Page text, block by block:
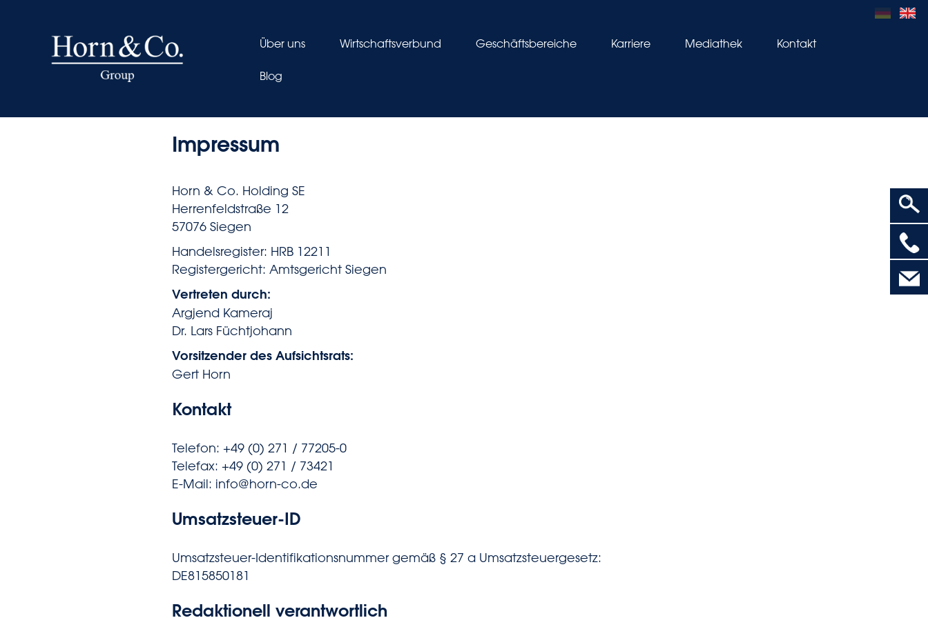
Über uns Wirtschaftsverbund Geschäftsbereiche Karriere Mediathek Kontakt
Blog
Impressum
Horn & Co. Holding SE
Herrenfeldstraße 12
57076 Siegen
Handelsregister: HRB 12211
Registergericht: Amtsgericht Siegen
Vertreten durch:
Argjend Kameraj
Dr. Lars Füchtjohann
Vorsitzender des Aufsichtsrats:
Gert Horn
Kontakt
Telefon: +49 (0) 271 / 77205-0
Telefax: +49 (0) 271 / 73421
E-Mail: info@horn-co.de
Umsatzsteuer-ID
Umsatzsteuer-Identifikationsnummer gemäß § 27 a Umsatzsteuergesetz:
DE815850181
Redaktionell verantwortlich